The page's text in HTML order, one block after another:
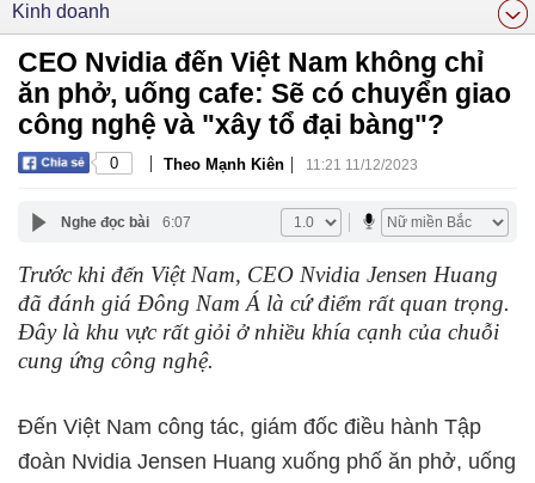
Kinh doanh
CEO Nvidia đến Việt Nam không chỉ
ăn phở, uống cafe: Sẽ có chuyển giao
công nghệ và "xây tổ đại bàng"?
0 | Theo Mạnh Kiên | 11:21 11/12/2023
Nghe đọc bài 6:07
Trước khi đến Việt Nam, CEO Nvidia Jensen Huang
đã đánh giá Đông Nam Á là cứ điểm rất quan trọng.
Đây là khu vực rất giỏi ở nhiều khía cạnh của chuỗi
cung ứng công nghệ.
Đến Việt Nam công tác, giám đốc điều hành Tập
đoàn Nvidia Jensen Huang xuống phố ăn phở, uống